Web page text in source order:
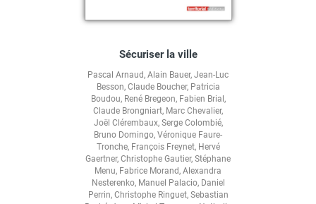
Sécuriser la ville
Pascal Arnaud, Alain Bauer, Jean-Luc
Besson, Claude Boucher, Patricia
Boudou, René Bregeon, Fabien Brial,
Claude Brongniart, Marc Chevalier,
Joël Clérembaux, Serge Colombié,
Bruno Domingo, Véronique Faure-
Tronche, François Freynet, Hervé
Gaertner, Christophe Gautier, Stéphane
Menu, Fabrice Morand, Alexandra
Nesterenko, Manuel Palacio, Daniel
Perrin, Christophe Ringuet, Sebastian